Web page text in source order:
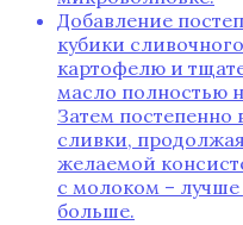
Добавление
кубики
картофелю и
масло полностью
Затем постепенно
сливки‚
желаемой
с молоком –
больше.